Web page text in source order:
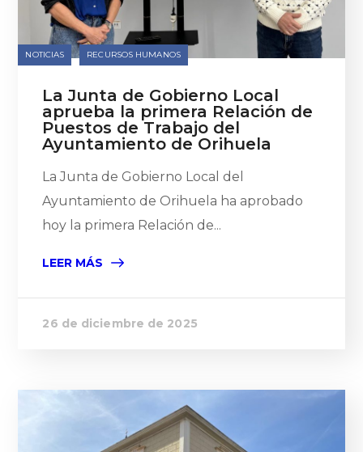
NOTICIAS RECURSOS HUMANOS
La Junta de Gobierno Local
aprueba la primera Relación de
Puestos de Trabajo del
Ayuntamiento de Orihuela
La Junta de Gobierno Local del
Ayuntamiento de Orihuela ha aprobado
hoy la primera Relación de...
LEER MÁS
26 de diciembre de 2025